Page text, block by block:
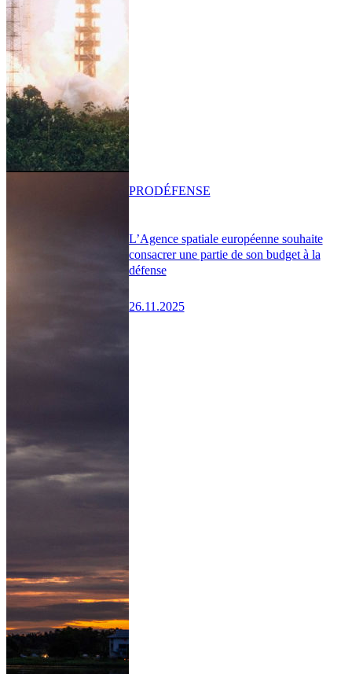
L’Agence spatiale européenne souhaite
consacrer une partie de son budget à la
défense
26.11.2025
PRODÉFENSE